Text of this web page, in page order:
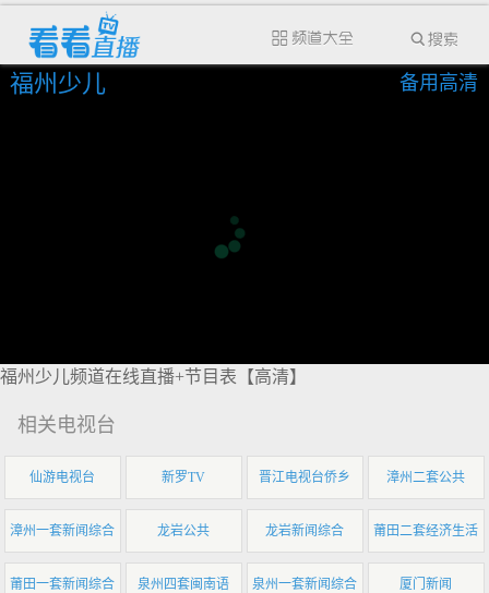
福州少儿 备用高清
福州少儿频道在线直播+节目表【高清】
相关电视台
仙游电视台 新罗TV 晋江电视台侨乡 漳州二套公共
漳州一套新闻综合 龙岩公共 龙岩新闻综合 莆田二套经济生活
莆田一套新闻综合 泉州四套闽南语 泉州一套新闻综合 厦门新闻